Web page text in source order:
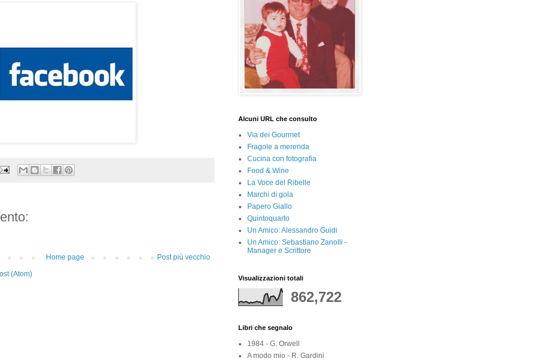
Post più vecchio
Home page
(Atom)
Alcuni URL che consulto
Via dei Gourmet
Fragole a merenda
Cucina con fotografia
Food & Wine
La Voce del Ribelle
Marchi di gola
Papero Giallo
Quintoquarto
Un Amico: Alessandro Guidi
Un Amico: Sebastiano Zanolli -
Manager e Scrittore
Visualizzazioni totali
862,722
Libri che segnalo
1984 - G. Orwell
A modo mio - R. Gardini